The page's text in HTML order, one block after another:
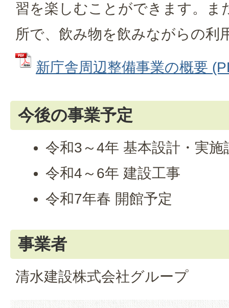
習を楽しむことができます。ま
所で、飲み物を飲みながらの利
新庁舎周辺整備事業の概要
今後の事業予定
令和3～4年 基本設計・実施
令和4～6年 建設工事
令和7年春 開館予定
事業者
清水建設株式会社グループ